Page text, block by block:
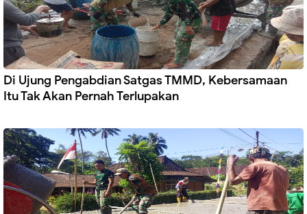
Di Ujung Pengabdian Satgas TMMD, Kebersamaan
Itu Tak Akan Pernah Terlupakan